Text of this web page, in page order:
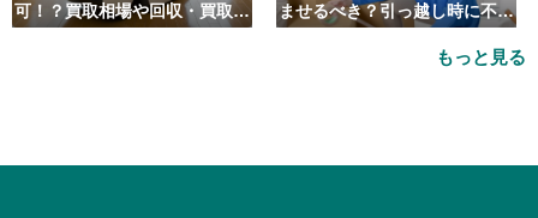
可！？買取相場や回収・買取の
ませるべき？引っ越し時に不用
もっと見る